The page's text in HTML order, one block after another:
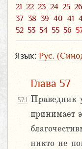
21 22 23 24 25 26
37 38 39 40 41
52 53 54 55 56
Язык: Рус.
Глава 57
57:1 Праведник
принимает
никто не